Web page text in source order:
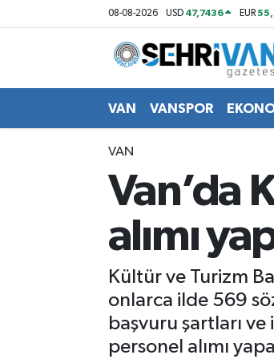
08-08-2026 USD 47,7436 EUR
VAN VANSPOR
VAN
Van’da
alımı
Kültür ve Turizm
onlarca ilde 569
başvuru şartları
personel alımı
Van Nöbetçi Eczaneler
Van Hava Durumu
Van Trafik Yoğunluk Haritası
Süper Lig Puan Durumu ve Fikstür
Son Dakika Haberleri
Haber Arşivi